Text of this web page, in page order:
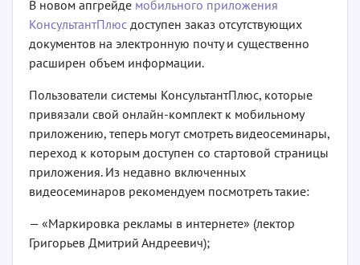
В новом апгрейде мобильного приложения
КонсультантПлюс доступен заказ отсутствующих
документов на электронную почту и существенно
расширен объем информации.
Пользователи системы КонсультантПлюс, которые
привязали свой онлайн-комплект к мобильному
приложению, теперь могут смотреть видеосеминары,
переход к которым доступен со стартовой страницы
приложения. Из недавно включенных
видеосеминаров рекомендуем посмотреть такие:
— «Маркировка рекламы в интернете» (лектор
Григорьев Дмитрий Андреевич);